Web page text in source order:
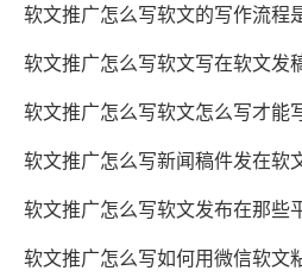
软文推广怎么写软文的写作流程
软文推广怎么写软文写在软文发
软文推广怎么写软文怎么写才能
软文推广怎么写新闻稿件发在软
软文推广怎么写软文发布在那些
软文推广怎么写如何用微信软文